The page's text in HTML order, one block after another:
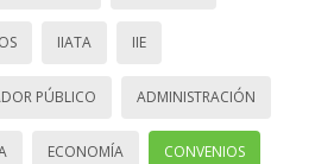
IIATA IIE
PÚBLICO ADMINISTRACIÓN
ECONOMÍA CONVENIOS